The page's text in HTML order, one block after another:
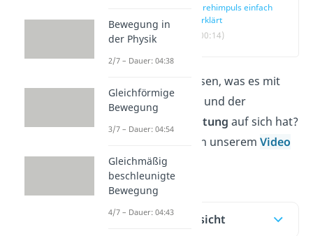
Drehimpuls einfach
erklärt
(00:14)
Du möchtest wissen, was es mit
demDrehimpuls und der
Drehimpulserhaltung auf sich hat?
Das erfährst du in unserem Video
und im Beitrag!
Inhaltsübersicht
Bewegung in
der Physik
2/7 – Dauer: 04:38
Gleichförmige
Bewegung
3/7 – Dauer: 04:54
Gleichmäßig
beschleunigte
Bewegung
4/7 – Dauer: 04:43